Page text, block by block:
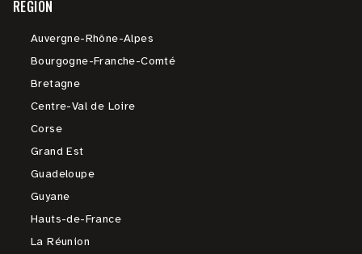
RÉGION
Auvergne-Rhône-Alpes
Bourgogne-Franche-Comté
Bretagne
Centre-Val de Loire
Corse
Grand Est
Guadeloupe
Guyane
Hauts-de-France
La Réunion